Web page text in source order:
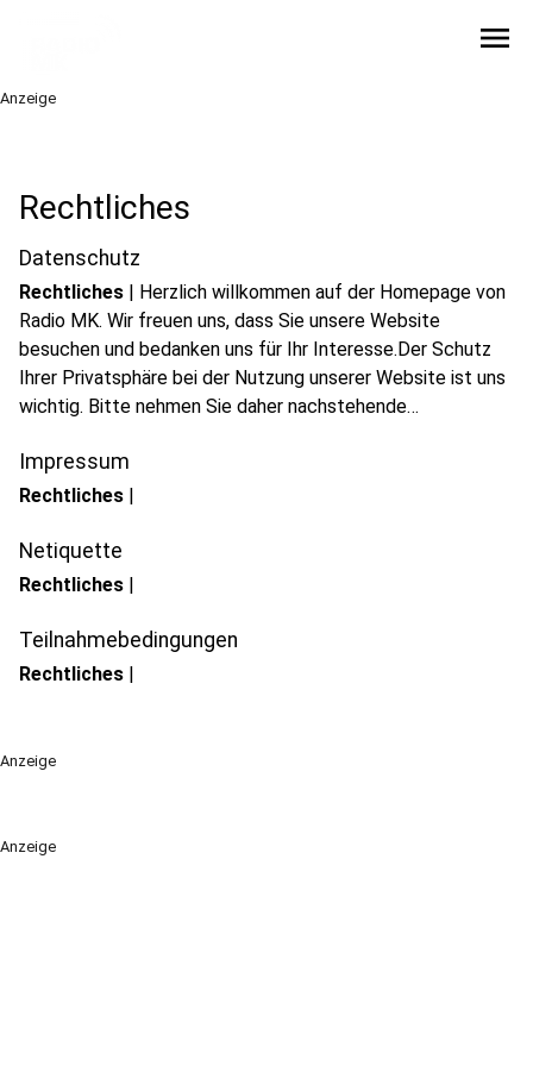
menu
Anzeige
Rechtliches
Datenschutz
Rechtliches | Herzlich willkommen auf der Homepage von
Radio MK. Wir freuen uns, dass Sie unsere Website
besuchen und bedanken uns für Ihr Interesse.Der Schutz
Ihrer Privatsphäre bei der Nutzung unserer Website ist uns
wichtig. Bitte nehmen Sie daher nachstehende
Impressum
Rechtliches |
Netiquette
Rechtliches |
Teilnahmebedingungen
Rechtliches |
Anzeige
Anzeige